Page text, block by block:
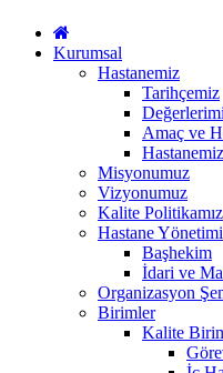
Kurumsal
Hastanemiz
Tarihçemiz
Amaç ve
Misyonumuz
Vizyonumuz
Kalite Politikamız
Hastane Yönetimi
Başhekim
İdari ve
Organizasyon
Birimler
Kalite